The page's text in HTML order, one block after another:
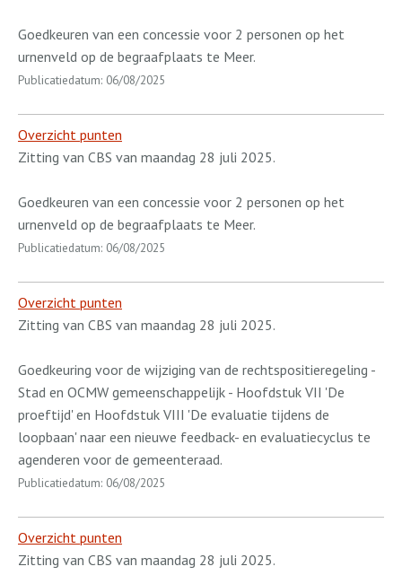
Goedkeuren van een concessie voor 2 personen op het
urnenveld op de begraafplaats te Meer.
Publicatiedatum: 06/08/2025
Overzicht punten
Zitting van CBS van maandag 28 juli 2025.
Goedkeuren van een concessie voor 2 personen op het
urnenveld op de begraafplaats te Meer.
Publicatiedatum: 06/08/2025
Overzicht punten
Zitting van CBS van maandag 28 juli 2025.
Goedkeuring voor de wijziging van de rechtspositieregeling -
Stad en OCMW gemeenschappelijk - Hoofdstuk VII 'De
proeftijd' en Hoofdstuk VIII 'De evaluatie tijdens de
loopbaan' naar een nieuwe feedback- en evaluatiecyclus te
agenderen voor de gemeenteraad.
Publicatiedatum: 06/08/2025
Overzicht punten
Zitting van CBS van maandag 28 juli 2025.